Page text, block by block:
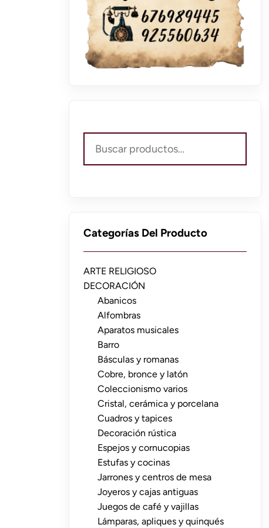
por:
Categorías Del Producto
ARTE RELIGIOSO
DECORACIÓN
Abanicos
Alfombras
Aparatos musicales
Barro
Básculas y romanas
Cobre, bronce y latón
Coleccionismo varios
Cristal, cerámica y porcelana
Cuadros y tapices
Decoración rústica
Espejos y cornucopias
Estufas y cocinas
Jarrones y centros de mesa
Joyeros y cajas antiguas
Juegos de café y vajillas
Lámparas, apliques y quinqués